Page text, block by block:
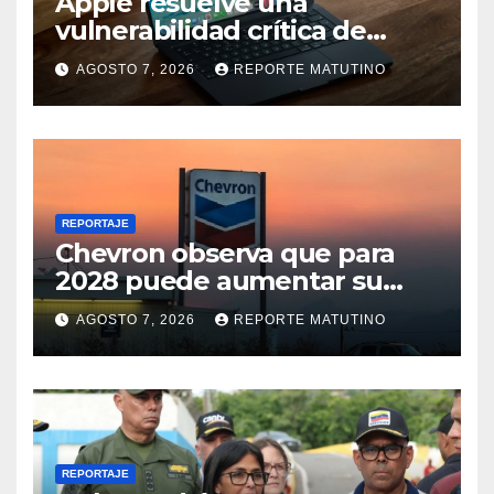
vulnerabilidad crítica de
macOS: actualiza tu Mac
ahora
AGOSTO 7, 2026 REPORTE MATUTINO
REPORTAJE
Chevron observa que para
2028 puede aumentar su
producción en Venezuela y
extraer alrededor de 420.000
barriles diarios
AGOSTO 7, 2026 REPORTE MATUTINO
REPORTAJE